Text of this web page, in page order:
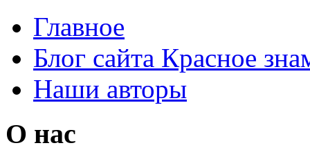
Главное
Блог сайта Красное
Наши авторы
О нас